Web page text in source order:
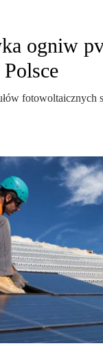
ogniw
fotowoltaicznych